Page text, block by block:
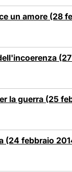
un amore (28
la guerra (25
(24 febbraio